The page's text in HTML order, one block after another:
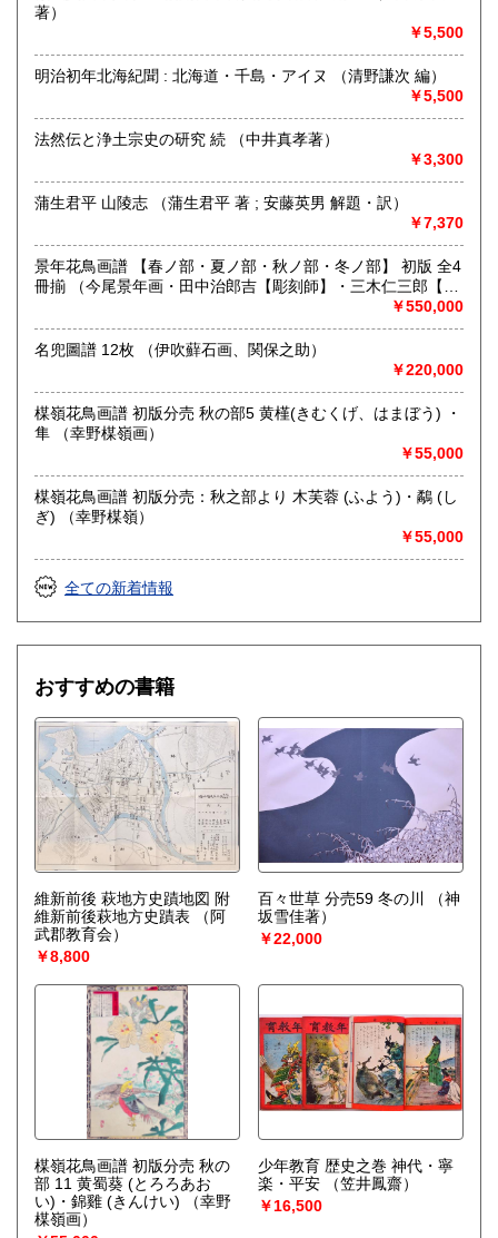
Akao Shobundo Bookshop at Kyoto city, Japan
https://shobundo.shop-pro.jp/
京都線河原町駅
定休日：日曜日
メール、お電話など、お気軽にお問い合わせください。
本棚全体やだいたいの量、主な本など、スマホ等での画像が
ございましたらメールで送って頂けますと非常にわかりやす
いです。
総記、歴史、社会科学、美術工芸、国語国文、古典籍、趣
味、古書一般（その他）
浮世絵、木版画、古典籍、一般書籍
著）
￥5,500
明治初年北海紀聞 : 北海道・千島・アイヌ （清野謙次 編）
￥5,500
法然伝と浄土宗史の研究 続 （中井真孝著）
￥3,300
蒲生君平 山陵志 （蒲生君平 著 ; 安藤英男 解題・訳）
￥7,370
景年花鳥画譜 【春ノ部・夏ノ部・秋ノ部・冬ノ部】 初版 全4
冊揃 （今尾景年画・田中治郎吉【彫刻師】・三木仁三郎【摺
￥550,000
名兜圖譜 12枚 （伊吹蘚石画、関保之助）
￥220,000
楳嶺花鳥画譜 初版分売 秋の部5 黄槿(きむくげ、はまぼう) ・
隼 （幸野楳嶺画）
￥55,000
楳嶺花鳥画譜 初版分売：秋之部より 木芙蓉 (ふよう)・鷸 (し
ぎ) （幸野楳嶺）
￥55,000
全ての新着情報
おすすめの書籍
維新前後 萩地方史蹟地図 附
維新前後萩地方史蹟表
（阿
武郡教育会）
￥8,800
百々世草 分売59 冬の川
（神
坂雪佳著）
￥22,000
楳嶺花鳥画譜 初版分売 秋の
部 11 黄蜀葵 (とろろあお
い)・錦雞 (きんけい)
（幸野
楳嶺画）
少年教育 歴史之巻 神代・寧
楽・平安
（笠井鳳齋）
￥16,500